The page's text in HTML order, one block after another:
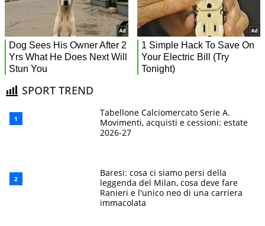
SPORT TREND
Tabellone Calciomercato Serie A.
Movimenti, acquisti e cessioni: estate
2026-27
Baresi: cosa ci siamo persi della
leggenda del Milan, cosa deve fare
Ranieri e l'unico neo di una carriera
immacolata